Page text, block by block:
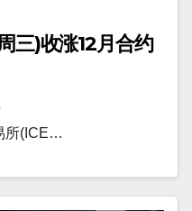
三)收涨12月合约
所(ICE…